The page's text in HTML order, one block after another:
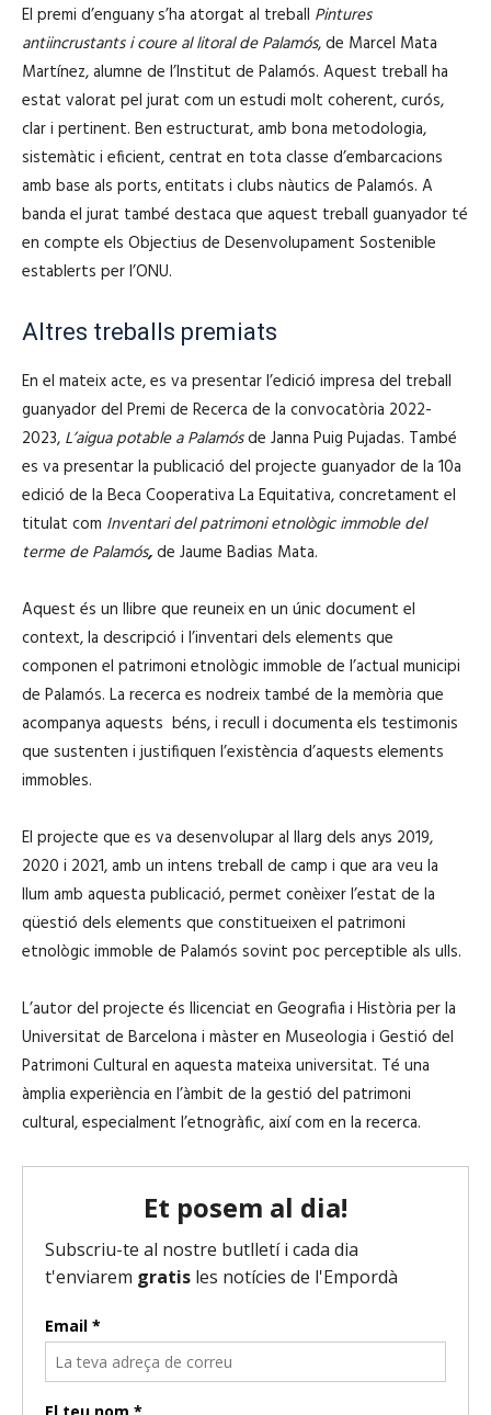
El premi d’enguany s’ha atorgat al treball Pintures
antiincrustants i coure al litoral de Palamós, de Marcel Mata
Martínez, alumne de l’Institut de Palamós. Aquest treball ha
estat valorat pel jurat com un estudi molt coherent, curós,
clar i pertinent. Ben estructurat, amb bona metodologia,
sistemàtic i eficient, centrat en tota classe d’embarcacions
amb base als ports, entitats i clubs nàutics de Palamós. A
banda el jurat també destaca que aquest treball guanyador té
en compte els Objectius de Desenvolupament Sostenible
establerts per l’ONU.
Altres treballs premiats
En el mateix acte, es va presentar l’edició impresa del treball
guanyador del Premi de Recerca de la convocatòria 2022-
2023, L’aigua potable a Palamósde Janna Puig Pujadas. També
es va presentar la publicació del projecte guanyador de la 10a
edició de la Beca Cooperativa La Equitativa, concretament el
titulat com Inventari del patrimoni etnològic immoble del
terme de Palamós,de Jaume Badias Mata.
Aquest és un llibre que reuneix en un únic document el
context, la descripció i l’inventari dels elements que
componen el patrimoni etnològic immoble de l’actual municipi
de Palamós. La recerca es nodreix també de la memòria que
acompanya aquests béns, i recull i documenta els testimonis
que sustenten i justifiquen l’existència d’aquests elements
immobles.
El projecte que es va desenvolupar al llarg dels anys 2019,
2020 i 2021, amb un intens treball de camp i que ara veu la
llum amb aquesta publicació, permet conèixer l’estat de la
qüestió dels elements que constitueixen el patrimoni
etnològic immoble de Palamós sovint poc perceptible als ulls.
L’autor del projecte és llicenciat en Geografia i Història per la
Universitat de Barcelona i màster en Museologia i Gestió del
Patrimoni Cultural en aquesta mateixa universitat. Té una
àmplia experiència en l’àmbit de la gestió del patrimoni
cultural, especialment l’etnogràfic, així com en la recerca.